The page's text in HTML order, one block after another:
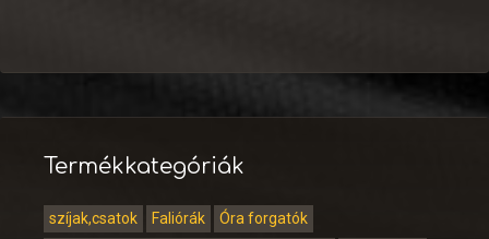
Termékkategóriák
szíjak,csatok Faliórák
Óra forgatók